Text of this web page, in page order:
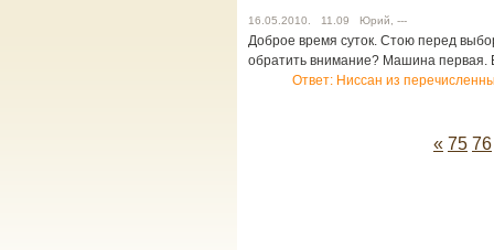
16.05.2010. 11.09 Юрий, ---
Доброе время суток. Стою перед
обратить внимание? Машина
Ответ: Ниссан из
« 75 76